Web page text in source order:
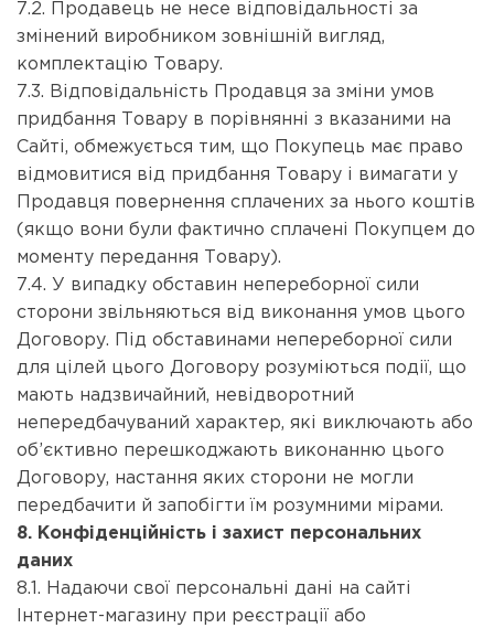
7.2. Продавець не несе відповідальності за
змінений виробником зовнішній вигляд,
комплектацію Товару.
7.3. Відповідальність Продавця за зміни умов
придбання Товару в порівнянні з вказаними на
Сайті, обмежується тим, що Покупець має право
відмовитися від придбання Товару і вимагати у
Продавця повернення сплачених за нього коштів
(якщо вони були фактично сплачені Покупцем до
моменту передання Товару).
7.4. У випадку обставин непереборної сили
сторони звільняються від виконання умов цього
Договору. Під обставинами непереборної сили
для цілей цього Договору розуміються події, що
мають надзвичайний, невідворотний
непередбачуваний характер, які виключають або
об’єктивно перешкоджають виконанню цього
Договору, настання яких сторони не могли
передбачити й запобігти їм розумними мірами.
8. Конфіденційність і захист персональних
даних
8.1. Надаючи свої персональні дані на сайті
Інтернет-магазину при реєстрації або